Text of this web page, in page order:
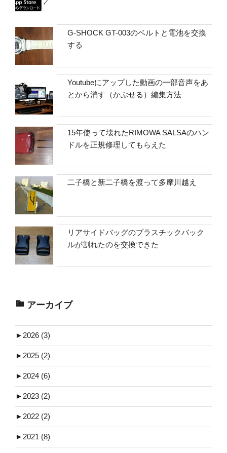
G-SHOCK GT-003のベルトと電池を交換
する
Youtubeにアップした動画の一部音声をあ
とから消す（かぶせる）編集方法
15年使って壊れたRIMOWA SALSAのハン
ドルを正規修理してもらえた
二子橋と新二子橋を渡って多摩川越え
リアサイドバッグのプラスチックバック
ルが割れたのを交換できた
アーカイブ
► 2026 (3)
► 2025 (2)
► 2024 (6)
► 2023 (2)
► 2022 (2)
► 2021 (8)